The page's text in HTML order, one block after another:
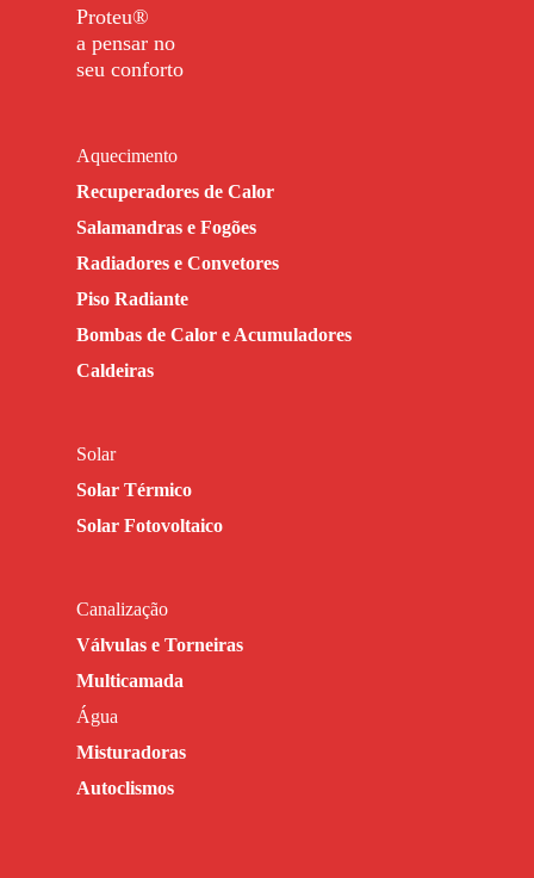
Proteu®
a pensar no
seu conforto
Aquecimento
Recuperadores de Calor
Salamandras e Fogões
Radiadores e Convetores
Piso Radiante
Bombas de Calor e Acumuladores
Caldeiras
Solar
Solar Térmico
Solar Fotovoltaico
Canalização
Válvulas e Torneiras
Multicamada
Água
Misturadoras
Autoclismos